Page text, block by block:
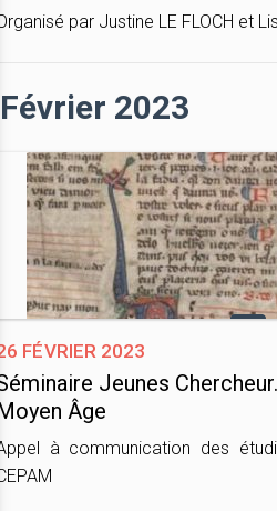
par Justine LE FLOCH et
Février 2023
février 2023
Jeunes
Âge
à communication des